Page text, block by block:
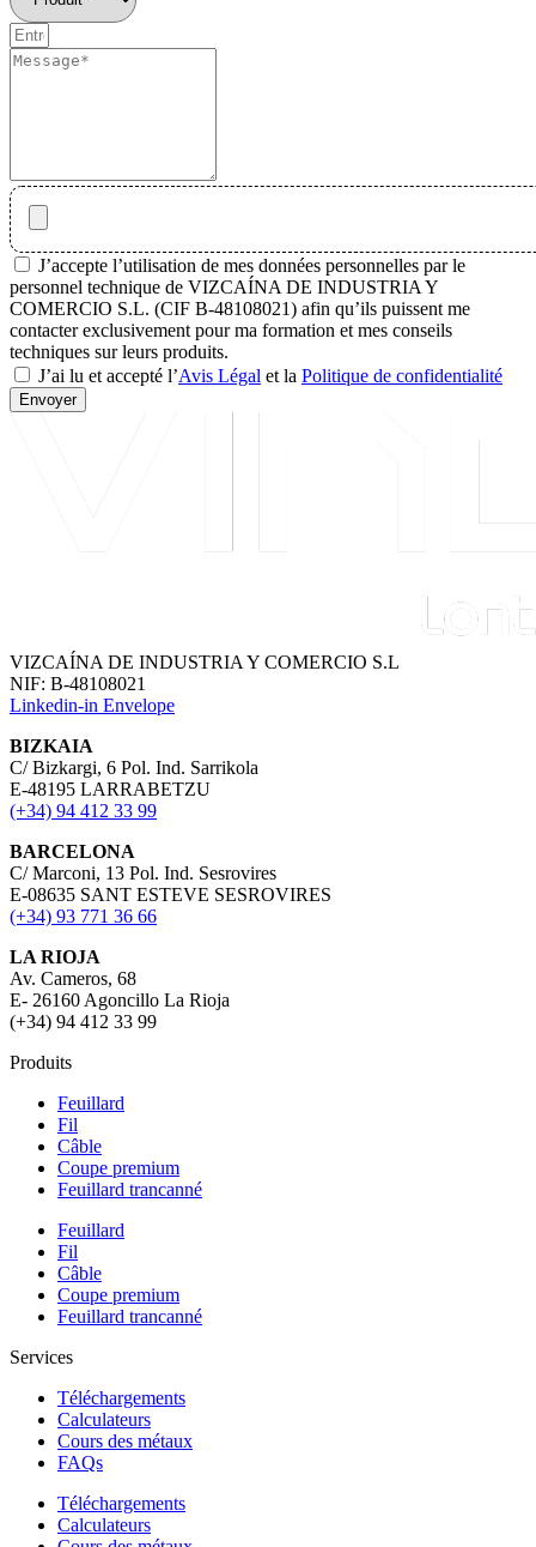
J’accepte l’utilisation de mes données personnelles par le
personnel technique de VIZCAÍNA DE INDUSTRIA Y
COMERCIO S.L. (CIF B-48108021) afin qu’ils puissent me
contacter exclusivement pour ma formation et mes conseils
techniques sur leurs produits.
J’ai lu et accepté l’Avis Légal et la Politique de confidentialité
Envoyer
VIZCAÍNA DE INDUSTRIA Y COMERCIO S.L
NIF: B-48108021
Linkedin-in Envelope
BIZKAIA
C/ Bizkargi, 6 Pol. Ind. Sarrikola
E-48195 LARRABETZU
(+34) 94 412 33 99
BARCELONA
C/ Marconi, 13 Pol. Ind. Sesrovires
E-08635 SANT ESTEVE SESROVIRES
(+34) 93 771 36 66
LA RIOJA
Av. Cameros, 68
E- 26160 Agoncillo La Rioja
(+34) 94 412 33 99
Produits
Feuillard
Fil
Câble
Coupe premium
Feuillard trancanné
Feuillard
Fil
Câble
Coupe premium
Feuillard trancanné
Services
Téléchargements
Calculateurs
Cours des métaux
FAQs
Téléchargements
Calculateurs